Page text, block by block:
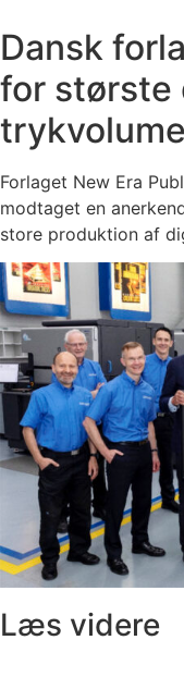
Dansk
for største
Forlaget New Era
modtaget en
store produktion af
Læs videre